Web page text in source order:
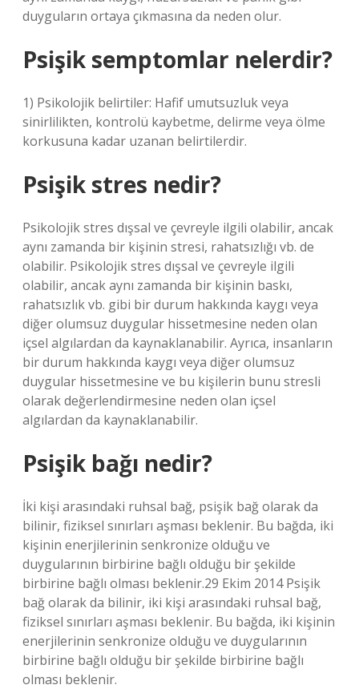
duyguların ortaya çıkmasına da neden olur.
Psişik semptomlar nelerdir?
1) Psikolojik belirtiler: Hafif umutsuzluk veya
sinirlilikten, kontrolü kaybetme, delirme veya ölme
korkusuna kadar uzanan belirtilerdir.
Psişik stres nedir?
Psikolojik stres dışsal ve çevreyle ilgili olabilir, ancak
aynı zamanda bir kişinin stresi, rahatsızlığı vb. de
olabilir. Psikolojik stres dışsal ve çevreyle ilgili
olabilir, ancak aynı zamanda bir kişinin baskı,
rahatsızlık vb. gibi bir durum hakkında kaygı veya
diğer olumsuz duygular hissetmesine neden olan
içsel algılardan da kaynaklanabilir. Ayrıca, insanların
bir durum hakkında kaygı veya diğer olumsuz
duygular hissetmesine ve bu kişilerin bunu stresli
olarak değerlendirmesine neden olan içsel
algılardan da kaynaklanabilir.
Psişik bağı nedir?
İki kişi arasındaki ruhsal bağ, psişik bağ olarak da
bilinir, fiziksel sınırları aşması beklenir. Bu bağda, iki
kişinin enerjilerinin senkronize olduğu ve
duygularının birbirine bağlı olduğu bir şekilde
birbirine bağlı olması beklenir.29 Ekim 2014 Psişik
bağ olarak da bilinir, iki kişi arasındaki ruhsal bağ,
fiziksel sınırları aşması beklenir. Bu bağda, iki kişinin
enerjilerinin senkronize olduğu ve duygularının
birbirine bağlı olduğu bir şekilde birbirine bağlı
olması beklenir.